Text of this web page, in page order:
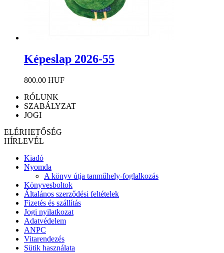
Képeslap 2026-55
800.00 HUF
RÓLUNK
SZABÁLYZAT
JOGI
ELÉRHETŐSÉG
HÍRLEVÉL
Kiadó
Nyomda
A könyv útja tanműhely-foglalkozás
Könyvesboltok
Általános szerződési feltételek
Fizetés és szállítás
Jogi nyilatkozat
Adatvédelem
ANPC
Vitarendezés
Sütik használata